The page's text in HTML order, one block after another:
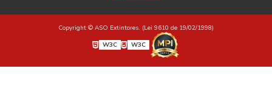
Copyright © ASO Extintores. (Lei 9610 de 19/02/1998)
W3C
W3C